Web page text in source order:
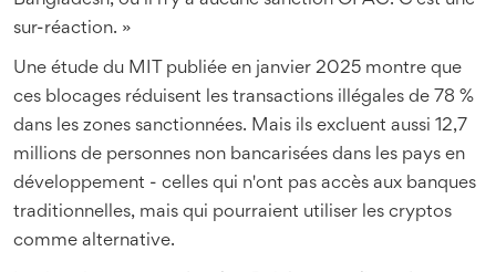
sur-réaction. »
Une étude du MIT publiée en janvier 2025 montre que
ces blocages réduisent les transactions illégales de 78 %
dans les zones sanctionnées. Mais ils excluent aussi 12,7
millions de personnes non bancarisées dans les pays en
développement - celles qui n'ont pas accès aux banques
traditionnelles, mais qui pourraient utiliser les cryptos
comme alternative.